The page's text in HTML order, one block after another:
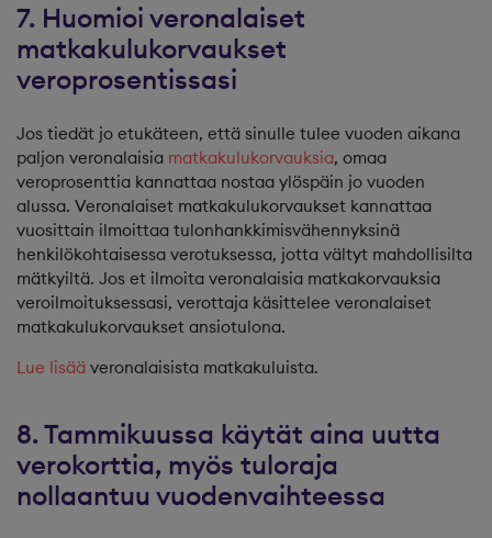
7. Huomioi veronalaiset
matkakulukorvaukset
veroprosentissasi
Jos tiedät jo etukäteen, että sinulle tulee vuoden aikana
paljon veronalaisia matkakulukorvauksia, omaa
veroprosenttia kannattaa nostaa ylöspäin jo vuoden
alussa. Veronalaiset matkakulukorvaukset kannattaa
vuosittain ilmoittaa tulonhankkimisvähennyksinä
henkilökohtaisessa verotuksessa, jotta vältyt mahdollisilta
mätkyiltä. Jos et ilmoita veronalaisia matkakorvauksia
veroilmoituksessasi, verottaja käsittelee veronalaiset
matkakulukorvaukset ansiotulona.
Lue lisää veronalaisista matkakuluista.
8. Tammikuussa käytät aina uutta
verokorttia, myös tuloraja
nollaantuu vuodenvaihteessa